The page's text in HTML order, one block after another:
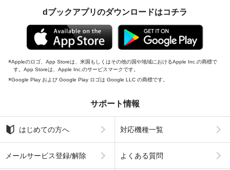
dブックアプリのダウンロードはコチラ
Appleのロゴ、App Storeは、米国もしくはその他の国や地域におけるApple Inc.の商標で
す。App Storeは、Apple Inc.のサービスマークです。
Google Play および Google Play ロゴは Google LLC の商標です。
サポート情報
はじめての方へ 対応機種一覧
メールサービス登録/解除 よくある質問